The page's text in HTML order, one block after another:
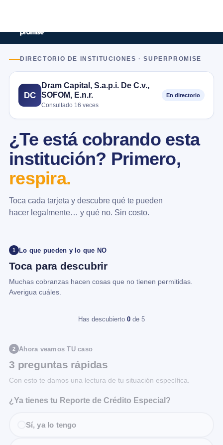
DIRECTORIO DE INSTITUCIONES · SUPERPROMISE
DC
Dram Capital, S.a.p.i. De C.v.,
SOFOM, E.n.r.
Consultado 16 veces
En directorio
¿Te está cobrando esta
institución? Primero,
respira.
Toca cada tarjeta y descubre qué te pueden
hacer legalmente… y qué no. Sin costo.
1 Lo que pueden y lo que NO
Toca para descubrir
Muchas cobranzas hacen cosas que no tienen permitidas.
Averigua cuáles.
Has descubierto 0 de 5
2 Ahora veamos TU caso
3 preguntas rápidas
Con esto te damos una lectura de tu situación específica.
¿Ya tienes tu Reporte de Crédito Especial?
Sí, ya lo tengo